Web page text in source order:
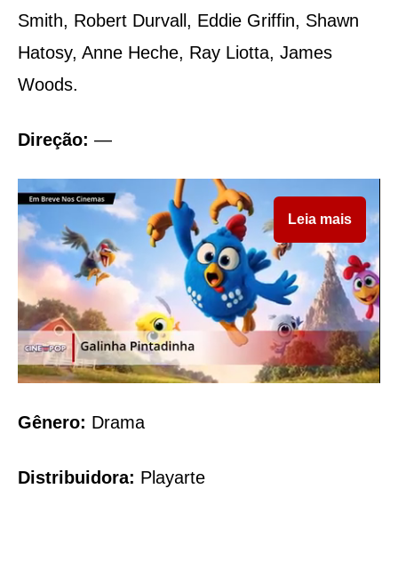
Smith, Robert Durvall, Eddie Griffin, Shawn
Hatosy, Anne Heche, Ray Liotta, James
Woods.
Direção: —
Leia mais
Gênero: Drama
Distribuidora: Playarte